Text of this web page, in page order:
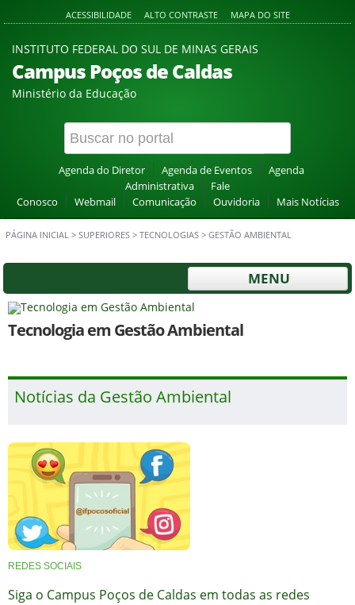
ACESSIBILIDADE ALTO CONTRASTE MAPA DO SITE
INSTITUTO FEDERAL DO SUL DE MINAS GERAIS
Campus Poços de Caldas
Ministério da Educação
Agenda do Diretor Agenda de Eventos
Agenda
Administrativa
Fale
Conosco
Webmail Comunicação Ouvidoria Mais Notícias
PÁGINA INICIAL > SUPERIORES > TECNOLOGIAS > GESTÃO AMBIENTAL
MENU
Tecnologia em Gestão Ambiental
Notícias da Gestão Ambiental
REDES SOCIAIS
Siga o Campus Poços de Caldas em todas as redes